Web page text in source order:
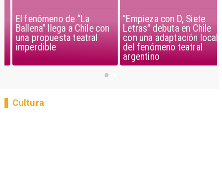
El fenómeno de “La
Ballena” llega a Chile con
una propuesta teatral
imperdible
"Empieza con D, Siete
Letras" debuta en Chile
con una adaptación local
del fenómeno teatral
argentino
Cultura